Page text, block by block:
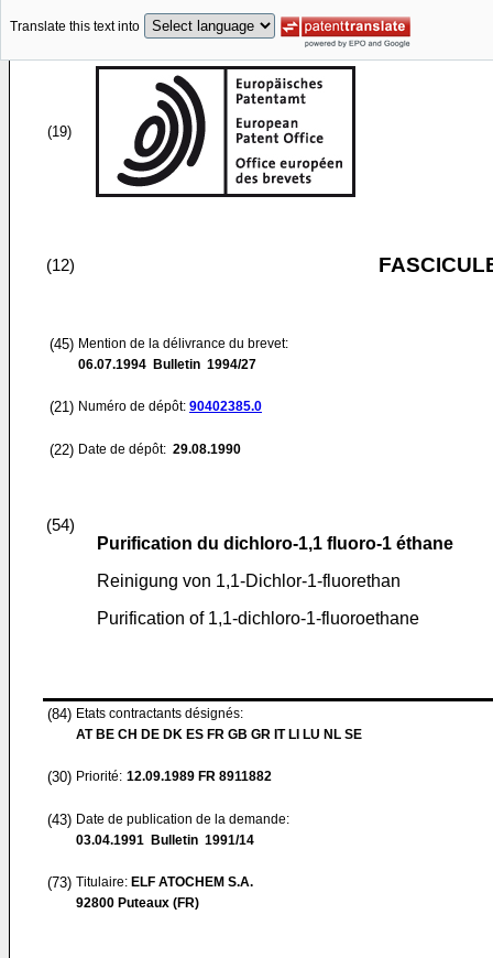
Translate this text into
(19)
(12)
(45) Mention de la délivrance du brevet:
06.07.1994 Bulletin 1994/27
(21) Numéro de dépôt: 90402385.0
(22) Date de dépôt: 29.08.1990
(54)
Purification du dichloro-1,1 fluoro-1 éthane
Reinigung von 1,1-Dichlor-1-fluorethan
Purification of 1,1-dichloro-1-fluoroethane
(84) Etats contractants désignés:
AT BE CH DE DK ES FR GB GR IT LI LU NL SE
(30) Priorité: 12.09.1989 FR 8911882
(43) Date de publication de la demande:
03.04.1991 Bulletin 1991/14
(73) Titulaire: ELF ATOCHEM S.A.
92800 Puteaux (FR)